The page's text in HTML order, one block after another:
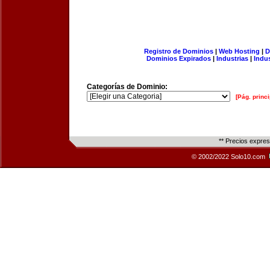
Registro de Dominios| Web Hosting |
Dominios Expirados | Industrias |
Categorías de Dominio:
[Pág.
** Precios
© 2002/2022 Solo10.com